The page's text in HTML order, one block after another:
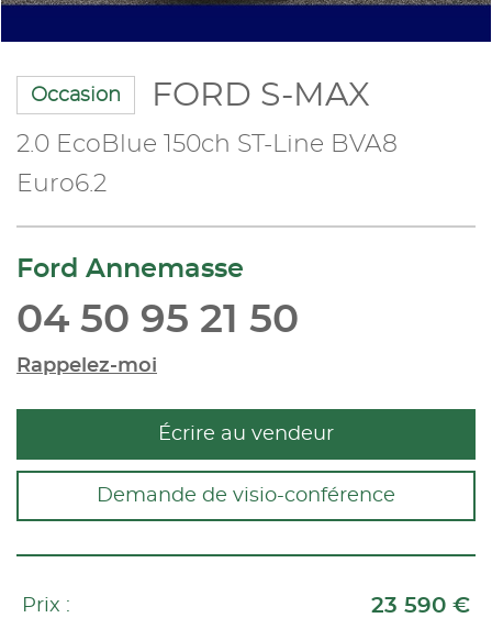
Occasion FORD S-MAX
2.0 EcoBlue 150ch ST-Line BVA8
Euro6.2
Ford Annemasse
04 50 95 21 50
Rappelez-moi
Écrire au vendeur
Demande de visio-conférence
Prix : 23 590 €